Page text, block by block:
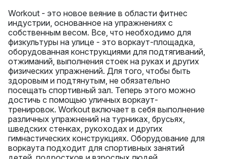
Workout - это новое веяние в области фитнес
индустрии, основанное на упражнениях с
собственным весом. Все, что необходимо для
физкультуры на улице - это воркаут-площадка,
оборудованная конструкциями для подтягиваний,
отжиманий, выполнения стоек на руках и других
физических упражнений. Для того, чтобы быть
здоровым и подтянутым, не обязательно
посещать спортивный зал. Теперь этого можно
достичь с помощью уличных воркаут-
тренировок. Workout включает в себя выполнение
различных упражнений на турниках, брусьях,
шведских стенках, рукоходах и других
гимнастических конструкциях. Оборудование для
воркаута подходит для спортивных занятий